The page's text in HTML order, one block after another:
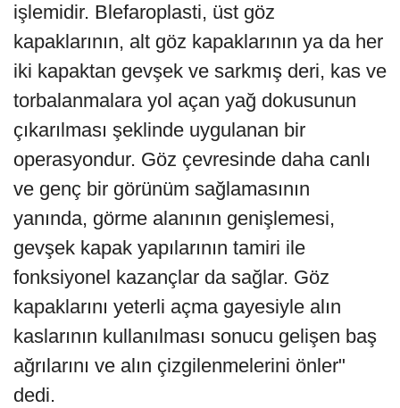
işlemidir. Blefaroplasti, üst göz
kapaklarının, alt göz kapaklarının ya da her
iki kapaktan gevşek ve sarkmış deri, kas ve
torbalanmalara yol açan yağ dokusunun
çıkarılması şeklinde uygulanan bir
operasyondur. Göz çevresinde daha canlı
ve genç bir görünüm sağlamasının
yanında, görme alanının genişlemesi,
gevşek kapak yapılarının tamiri ile
fonksiyonel kazançlar da sağlar. Göz
kapaklarını yeterli açma gayesiyle alın
kaslarının kullanılması sonucu gelişen baş
ağrılarını ve alın çizgilenmelerini önler"
dedi.